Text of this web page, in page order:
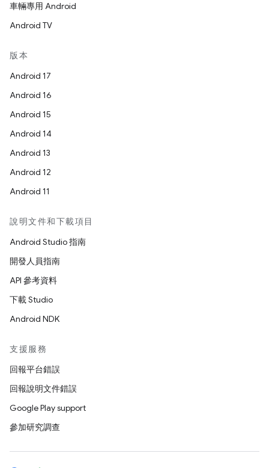
車輛專用 Android
Android TV
版本
Android 17
Android 16
Android 15
Android 14
Android 13
Android 12
Android 11
說明文件和下載項目
Android Studio 指南
開發人員指南
API 參考資料
下載 Studio
Android NDK
支援服務
回報平台錯誤
回報說明文件錯誤
Google Play support
參加研究調查